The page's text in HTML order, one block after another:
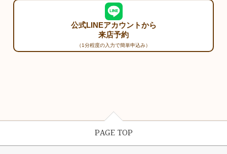
公式LINEアカウントから
来店予約
（1分程度の入力で簡単申込み）
PAGE TOP